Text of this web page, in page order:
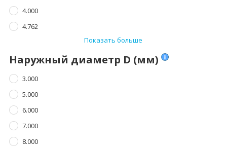
4.000
4.762
Показать больше
Наружный диаметр D (мм)
3.000
5.000
6.000
7.000
8.000